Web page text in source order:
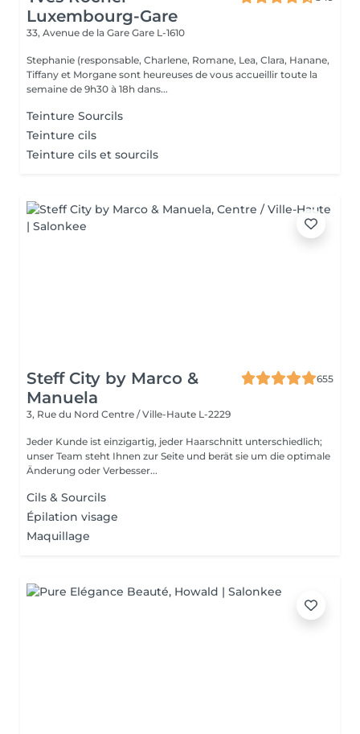
Luxembourg-Gare
33, Avenue de la Gare Gare L-1610
Stephanie (responsable, Charlene, Romane, Lea, Clara, Hanane,
Tiffany et Morgane sont heureuses de vous accueillir toute la
semaine de 9h30 à 18h dans...
Teinture Sourcils
Teinture cils
Teinture cils et sourcils
Steff City by Marco &
Manuela
655
3, Rue du Nord Centre / Ville-Haute L-2229
Jeder Kunde ist einzigartig, jeder Haarschnitt unterschiedlich;
unser Team steht Ihnen zur Seite und berät sie um die optimale
Änderung oder Verbesser...
Cils & Sourcils
Épilation visage
Maquillage